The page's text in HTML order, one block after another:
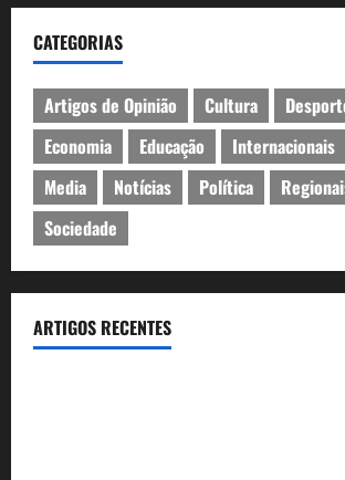
CATEGORIAS
Artigos de Opinião Cultura
Economia
Educação Internacionais
Media
Notícias Política
Sociedade
ARTIGOS RECENTES